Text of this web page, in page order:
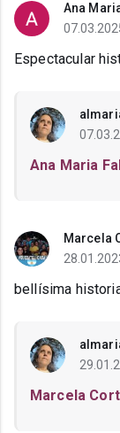
Ana
Espectacular
Ana Maria
Marcela
bellísima
Marcela